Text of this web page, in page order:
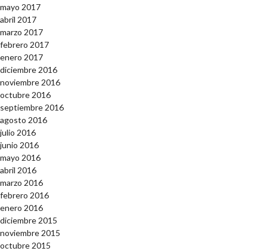
mayo 2017
abril 2017
marzo 2017
febrero 2017
enero 2017
diciembre 2016
noviembre 2016
octubre 2016
septiembre 2016
agosto 2016
julio 2016
junio 2016
mayo 2016
abril 2016
marzo 2016
febrero 2016
enero 2016
diciembre 2015
noviembre 2015
octubre 2015